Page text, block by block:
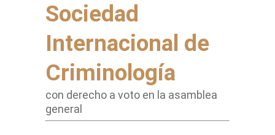
Sociedad
Internacional de
Criminología
con derecho a voto en la asamblea
general